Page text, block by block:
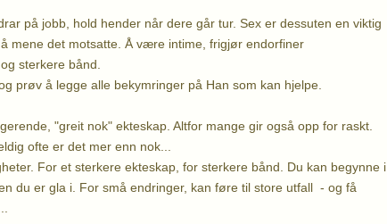
på jobb, hold hender når dere går tur. Sex er dessuten en viktig
mene det motsatte. Å være intime, frigjør endorfiner
sterkere bånd.
prøv å legge alle bekymringer på Han som kan hjelpe.
"greit nok" ekteskap. Altfor mange gir også opp for raskt.
ofte er det mer enn nok...
For et sterkere ekteskap, for sterkere bånd. Du kan begynne i
du er gla i. For små endringer, kan føre til store utfall - og få